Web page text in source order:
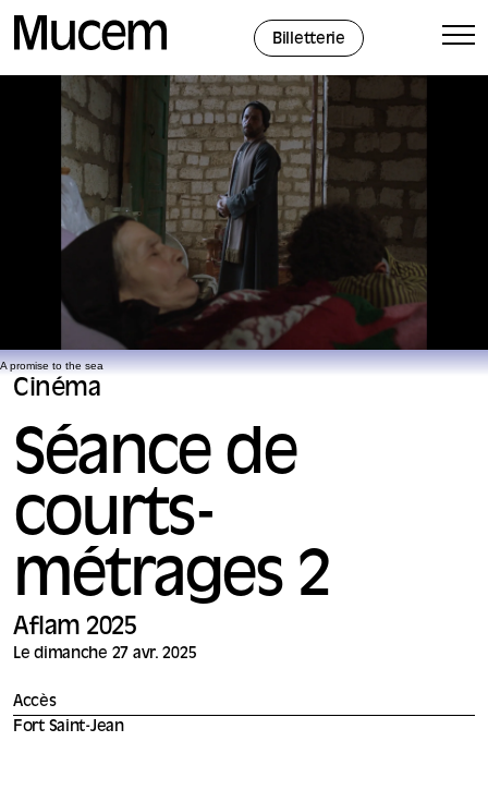
Billetterie
A promise to the sea
Cinéma
Séance de
courts-
métrages 2
Aflam 2025
Le dimanche 27 avr. 2025
Accès
Fort Saint-Jean